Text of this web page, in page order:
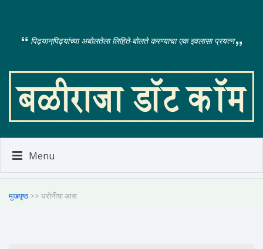
पिढ्यान्‌पिढ्यांच्या अबोलतेला लिहिते-बोलते करण्याचा एक इवलासा प्रयत्न
Menu
मुखपृष्ठ >> धरोनीया आस